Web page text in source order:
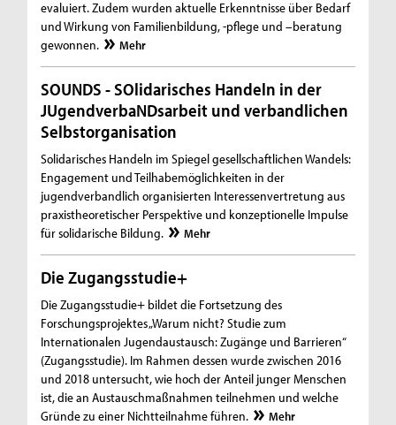
evaluiert. Zudem wurden aktuelle Erkenntnisse über Bedarf
und Wirkung von Familienbildung, -pflege und –beratung
gewonnen.
Mehr
SOUNDS - SOlidarisches Handeln in der
JUgendverbaNDsarbeit und verbandlichen
Selbstorganisation
Solidarisches Handeln im Spiegel gesellschaftlichen Wandels:
Engagement und Teilhabemöglichkeiten in der
jugendverbandlich organisierten Interessenvertretung aus
praxistheoretischer Perspektive und konzeptionelle Impulse
für solidarische Bildung.
Mehr
Die Zugangsstudie+
Die Zugangsstudie+ bildet die Fortsetzung des
Forschungsprojektes „Warum nicht? Studie zum
Internationalen Jugendaustausch: Zugänge und Barrieren“
(Zugangsstudie). Im Rahmen dessen wurde zwischen 2016
und 2018 untersucht, wie hoch der Anteil junger Menschen
ist, die an Austauschmaßnahmen teilnehmen und welche
Gründe zu einer Nichtteilnahme führen.
Mehr